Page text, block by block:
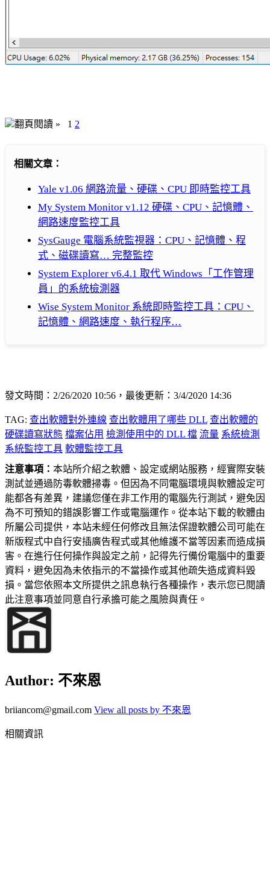
翻頁閱讀 » 1 2
相關文章：
Yale v1.06 網路流量、硬碟、CPU 即時監控工具
My System Monitor v1.12 硬碟、CPU、記憶體、
網路速度監控工具
SysGauge 電腦系統監視器：CPU、記憶體、程
式、磁碟讀寫… 完整監控
System Explorer v6.4.1 取代 Windows「工作管理
員」的系統檢測器
Wise System Monitor 系統即時監控工具：CPU、
記憶體、網路速度、執行程序…
發文時間：2/26/2020 10:56，最後更新：3/4/2020 14:36
TAG: 查出軟體對外連線 查出軟體用了哪些 DLL 查出軟體的
硬碟讀寫狀態 檔案佔用 檢測使用中的 DLL 檔 流量 系統檢測
系統監控工具 軟體監控工具
注意事項： 本站所介紹之軟體、設定或網站服務，經實際安裝
測試並通過防毒軟體掃毒。但因為不同電腦環境與軟體設定可
能都各有差異，建議您僅在非工作用的電腦先行測試，避免因
為不可預知的錯誤影響工作或電腦運作。從本站下載的軟體由
所屬公司提供，本站未經任何修改且無法保證軟體公司可能在
新版程式中自行安插廣告程式或其他維護不當等因素而造成損
害。在進行任何操作與設定之前，記得先行備份電腦中的重要
資料，避免因為未依指示的不當操作或其他疏失造成資料毀
損。當您依照本文所提供之訊息執行各種操作，表示您已閱讀
此注意事項並同意自行承擔可能之風險與責任。
Author: 不來恩
briiancom@gmail.com View all posts by 不來恩
相關資訊